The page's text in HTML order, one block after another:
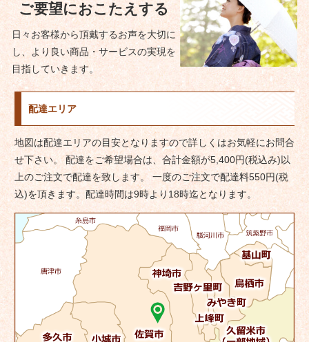
ご要望におこたえする
日々お客様から頂戴するお声を大切に
し、より良い商品・サービスの実現を
目指していきます。
配達エリア
地図は配達エリアの目安となりますので詳しくはお気軽にお問合
せ下さい。 配達をご希望場合は、合計金額が5,400円(税込み)以
上のご注文で配達を致します。 一度のご注文で配達料550円(税
込)を頂きます。配達時間は9時より18時迄となります。